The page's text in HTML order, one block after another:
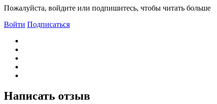
Пожалуйста, войдите или подпишитесь, чтобы читать больше
Войти Подписаться
Написать отзыв